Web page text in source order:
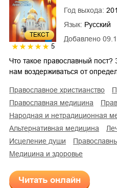
ТЕКСТ
5
Добавлено
Год выхода:
Язык: Русский
Что такое православный
нам воздерживаться от
православное христианство
православная медицина
народная и нетрадиционная
альтернативная медицина
исцеление души
медицина и здоровье
Читать онлайн